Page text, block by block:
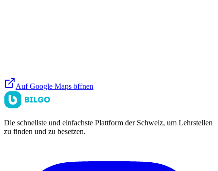
Auf Google Maps öffnen
Die schnellste und einfachste Plattform der Schweiz, um Lehrstellen
zu finden und zu besetzen.